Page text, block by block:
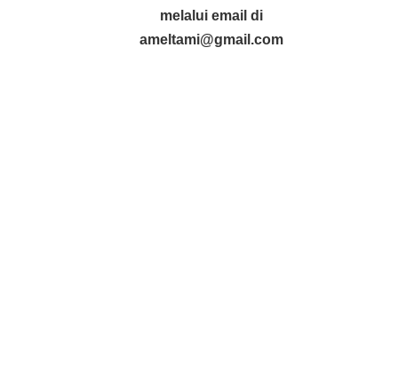
melalui email di
ameltami@gmail.com